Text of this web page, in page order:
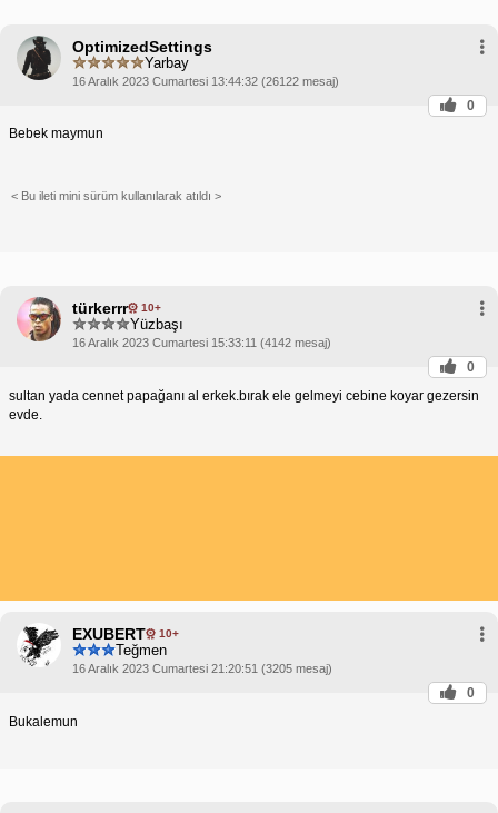
OptimizedSettings
Yarbay
16 Aralık 2023 Cumartesi 13:44:32 (26122 mesaj)
0
Bebek maymun
< Bu ileti mini sürüm kullanılarak atıldı >
türkerrr 10+
Yüzbaşı
16 Aralık 2023 Cumartesi 15:33:11 (4142 mesaj)
0
sultan yada cennet papağanı al erkek.bırak ele gelmeyi cebine koyar gezersin
evde.
EXUBERT 10+
Teğmen
16 Aralık 2023 Cumartesi 21:20:51 (3205 mesaj)
0
Bukalemun